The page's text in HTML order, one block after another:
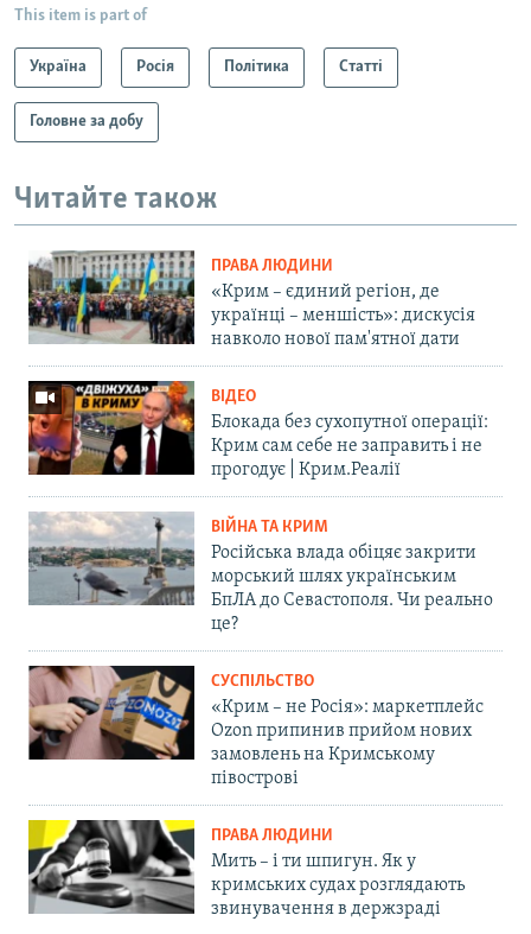
This item is part of
Україна Росія Політика Статті
Головне за добу
Читайте також
ПРАВА ЛЮДИНИ
«Крим – єдиний регіон, де
українці – меншість»: дискусія
навколо нової пам'ятної дати
ВІДЕО
Блокада без сухопутної операції:
Крим сам себе не заправить і не
прогодує | Крим.Реалії
ВІЙНА ТА КРИМ
Російська влада обіцяє закрити
морський шлях українським
БпЛА до Севастополя. Чи реально
це?
СУСПІЛЬСТВО
«Крим – не Росія»: маркетплейс
Ozon припинив прийом нових
замовлень на Кримському
півострові
ПРАВА ЛЮДИНИ
Мить – і ти шпигун. Як у
кримських судах розглядають
звинувачення в держзраді